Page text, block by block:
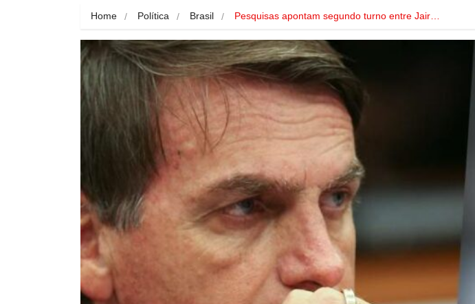
Home Política Brasil Pesquisas apontam segundo turno entre Jair…